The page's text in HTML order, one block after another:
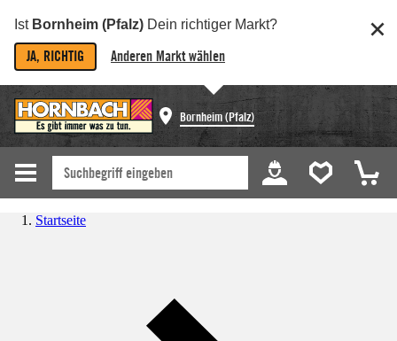
Ist Bornheim (Pfalz) Dein richtiger Markt?
JA, RICHTIG Anderen Markt wählen
Bornheim (Pfalz)
Startseite